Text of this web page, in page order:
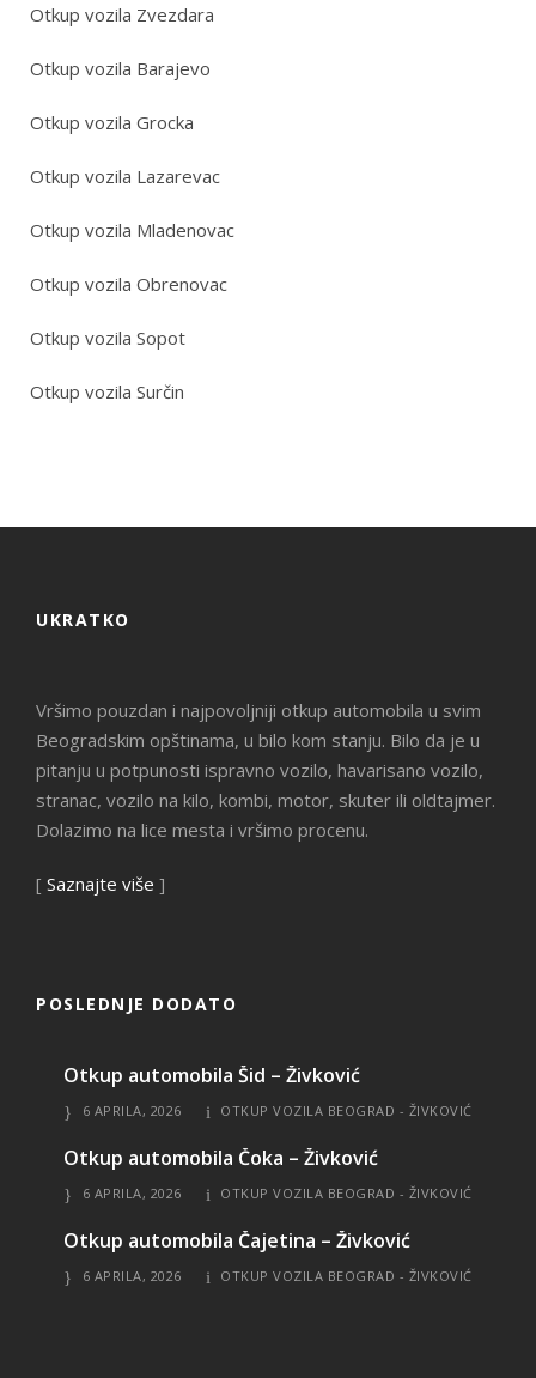
Otkup vozila Zvezdara
Otkup vozila Barajevo
Otkup vozila Grocka
Otkup vozila Lazarevac
Otkup vozila Mladenovac
Otkup vozila Obrenovac
Otkup vozila Sopot
Otkup vozila Surčin
UKRATKO
Vršimo pouzdan i najpovoljniji otkup automobila u svim
Beogradskim opštinama, u bilo kom stanju. Bilo da je u
pitanju u potpunosti ispravno vozilo, havarisano vozilo,
stranac, vozilo na kilo, kombi, motor, skuter ili oldtajmer.
Dolazimo na lice mesta i vršimo procenu.
[ Saznajte više ]
POSLEDNJE DODATO
Otkup automobila Šid – Živković
6 APRILA, 2026 OTKUP VOZILA BEOGRAD - ŽIVKOVIĆ
Otkup automobila Čoka – Živković
6 APRILA, 2026 OTKUP VOZILA BEOGRAD - ŽIVKOVIĆ
Otkup automobila Čajetina – Živković
6 APRILA, 2026 OTKUP VOZILA BEOGRAD - ŽIVKOVIĆ